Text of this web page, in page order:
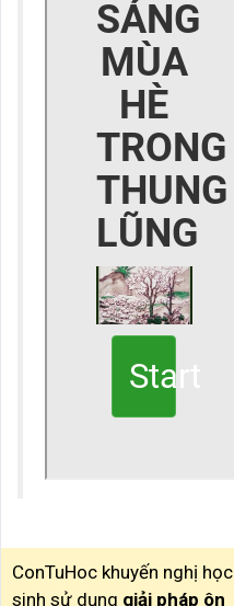
ConTuHoc khuyến nghị học
sinh sử dụng giải pháp ôn